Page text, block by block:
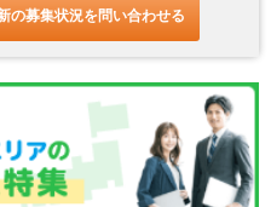
の募集状況を問い合わせる